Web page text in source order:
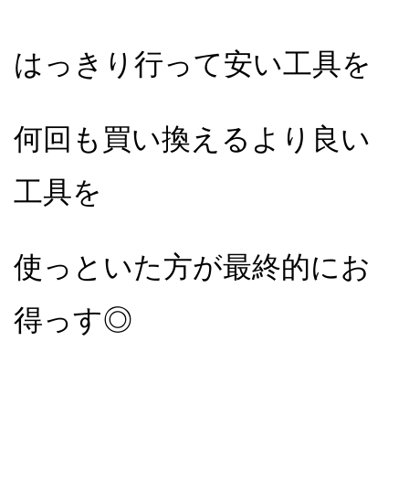
はっきり行って安い工具を
何回も買い換えるより 良い
工具を
使っといた方が最終的にお
得っす◎